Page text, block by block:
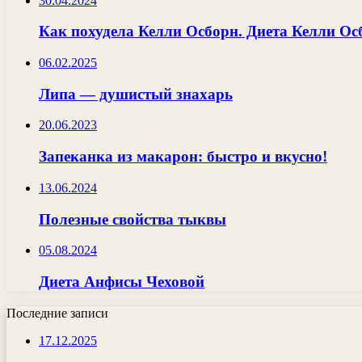
Как похудела Келли Осборн. Диета Келли
06.02.2025
Липа — душистый знахарь
20.06.2023
Запеканка из макарон: быстро и вкусно!
13.06.2024
Полезные свойства тыквы
05.08.2024
Диета Анфисы Чеховой
Последние записи
17.12.2025